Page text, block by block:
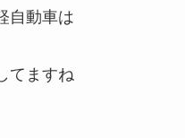
自動車は
てますね